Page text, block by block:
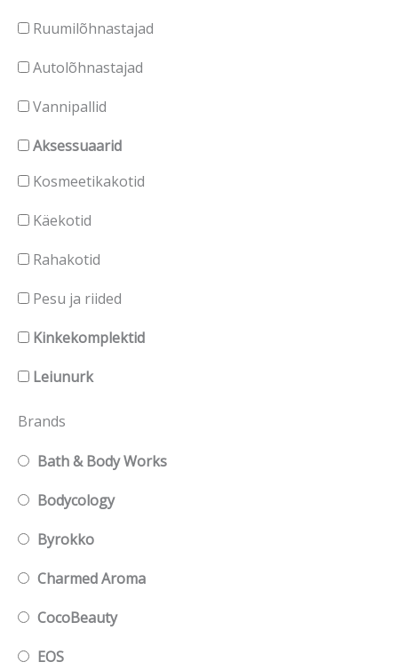
Ruumilõhnastajad
Autolõhnastajad
Vannipallid
Aksessuaarid
Kosmeetikakotid
Käekotid
Rahakotid
Pesu ja riided
Kinkekomplektid
Leiunurk
Brands
Bath & Body Works
Bodycology
Byrokko
Charmed Aroma
CocoBeauty
EOS